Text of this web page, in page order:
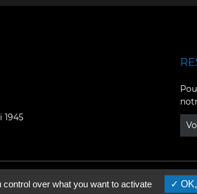
1945
YouTube
over what you want to activate